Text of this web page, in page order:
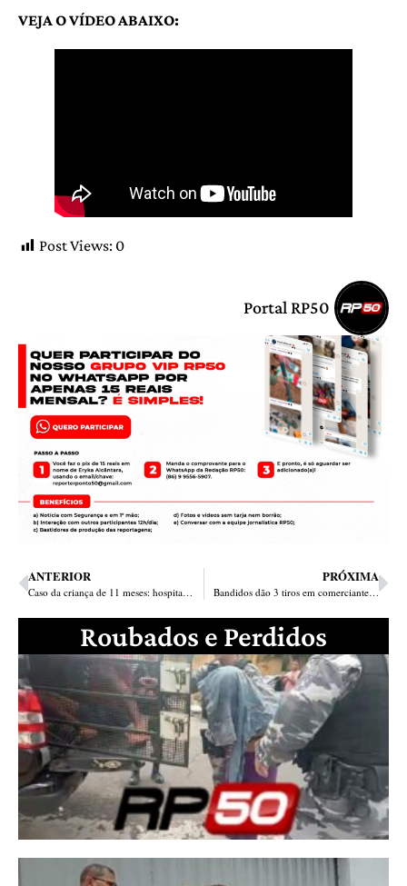
VEJA O VÍDEO ABAIXO:
Post Views: 0
Portal RP50
ANTERIOR
Caso da criança de 11 meses: hospital aponta maus tratos e família vê negligência em médico
PRÓXIMA
Bandidos dão 3 tiros em comerciante durante assalto no bairro Macaúba
Roubados e Perdidos